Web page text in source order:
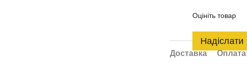
Оцініть товар
Надіслати
Доставка Оплата